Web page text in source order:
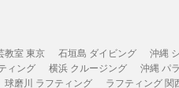
教室 東京 石垣島 ダイビング
沖縄
ィング 横浜 クルージング
沖縄 パ
球磨川 ラフティング ラフティング 関